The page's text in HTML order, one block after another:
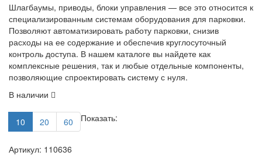
Шлагбаумы, приводы, блоки управления — все это относится к
специализированным системам оборудования для парковки.
Позволяют автоматизировать работу парковки, снизив
расходы на ее содержание и обеспечив круглосуточный
контроль доступа. В нашем каталоге вы найдете как
комплексные решения, так и любые отдельные компоненты,
позволяющие спроектировать систему с нуля.
В наличии
Показать:
10 20 60
Артикул: 110636